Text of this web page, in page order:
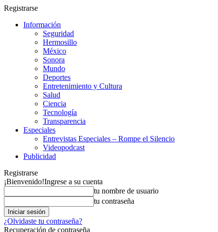
Registrarse
Información
Seguridad
Hermosillo
México
Sonora
Mundo
Deportes
Entretenimiento y Cultura
Salud
Ciencia
Tecnología
Transparencia
Especiales
Entrevistas Especiales – Rompe el Silencio
Videopodcast
Publicidad
Registrarse
¡Bienvenido!Ingrese a su cuenta
tu nombre de usuario
tu contraseña
¿Olvidaste tu contraseña?
Recuperación de contraseña